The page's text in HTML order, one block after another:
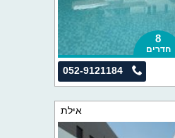
8
חדרים
052-9121184
אילת